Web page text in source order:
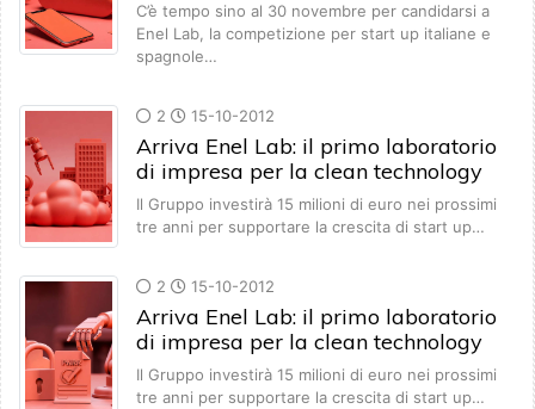
C’è tempo sino al 30 novembre per candidarsi a
Enel Lab, la competizione per start up italiane e
spagnole…
2 15-10-2012
Arriva Enel Lab: il primo laboratorio
di impresa per la clean technology
Il Gruppo investirà 15 milioni di euro nei prossimi
tre anni per supportare la crescita di start up…
2 15-10-2012
Arriva Enel Lab: il primo laboratorio
di impresa per la clean technology
Il Gruppo investirà 15 milioni di euro nei prossimi
tre anni per supportare la crescita di start up…